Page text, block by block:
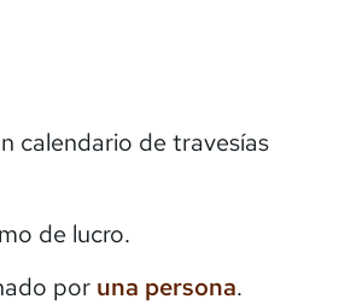
calendario de travesías
de lucro.
por una persona.